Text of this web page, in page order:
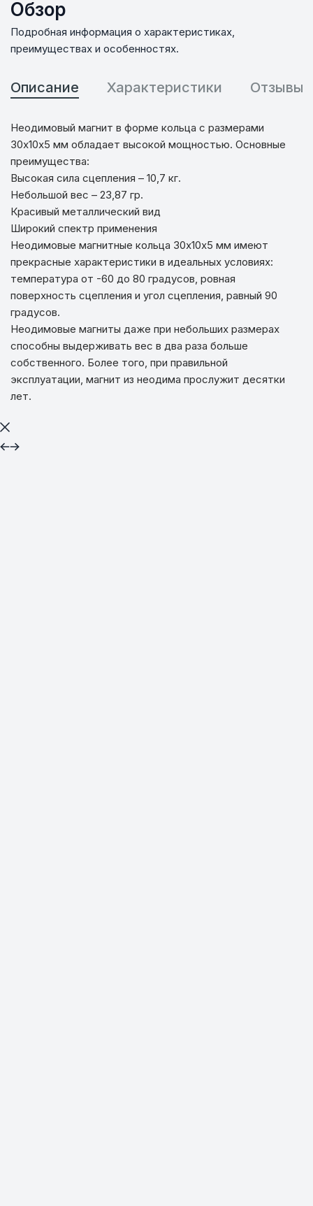
Обзор
Подробная информация о характеристиках,
преимуществах и особенностях.
Описание Характеристики Отзывы
Неодимовый магнит в форме кольца с размерами
30х10х5 мм обладает высокой мощностью. Основные
преимущества:
Высокая сила сцепления – 10,7 кг.
Небольшой вес – 23,87 гр.
Красивый металлический вид
Широкий спектр применения
Неодимовые магнитные кольца 30х10х5 мм имеют
прекрасные характеристики в идеальных условиях:
температура от -60 до 80 градусов, ровная
поверхность сцепления и угол сцепления, равный 90
градусов.
Неодимовые магниты даже при небольших размерах
способны выдерживать вес в два раза больше
собственного. Более того, при правильной
эксплуатации, магнит из неодима прослужит десятки
лет.